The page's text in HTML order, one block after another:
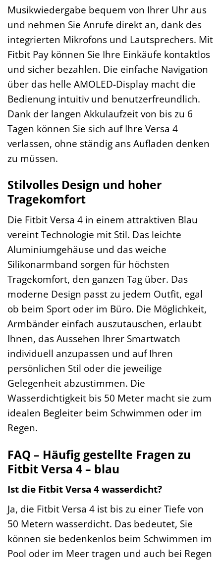
Musikwiedergabe bequem von Ihrer Uhr aus
und nehmen Sie Anrufe direkt an, dank des
integrierten Mikrofons und Lautsprechers. Mit
Fitbit Pay können Sie Ihre Einkäufe kontaktlos
und sicher bezahlen. Die einfache Navigation
über das helle AMOLED-Display macht die
Bedienung intuitiv und benutzerfreundlich.
Dank der langen Akkulaufzeit von bis zu 6
Tagen können Sie sich auf Ihre Versa 4
verlassen, ohne ständig ans Aufladen denken
zu müssen.
Stilvolles Design und hoher
Tragekomfort
Die Fitbit Versa 4 in einem attraktiven Blau
vereint Technologie mit Stil. Das leichte
Aluminiumgehäuse und das weiche
Silikonarmband sorgen für höchsten
Tragekomfort, den ganzen Tag über. Das
moderne Design passt zu jedem Outfit, egal
ob beim Sport oder im Büro. Die Möglichkeit,
Armbänder einfach auszutauschen, erlaubt
Ihnen, das Aussehen Ihrer Smartwatch
individuell anzupassen und auf Ihren
persönlichen Stil oder die jeweilige
Gelegenheit abzustimmen. Die
Wasserdichtigkeit bis 50 Meter macht sie zum
idealen Begleiter beim Schwimmen oder im
Regen.
FAQ – Häufig gestellte Fragen zu
Fitbit Versa 4 – blau
Ist die Fitbit Versa 4 wasserdicht?
Ja, die Fitbit Versa 4 ist bis zu einer Tiefe von
50 Metern wasserdicht. Das bedeutet, Sie
können sie bedenkenlos beim Schwimmen im
Pool oder im Meer tragen und auch bei Regen